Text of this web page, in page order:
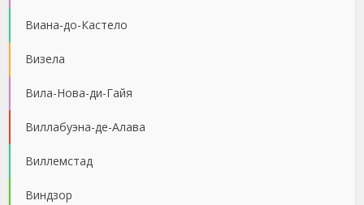
Виана-до-Кастело
Визела
Вила-Нова-ди-Гайя
Виллабуэна-де-Алава
Виллемстад
Виндзор